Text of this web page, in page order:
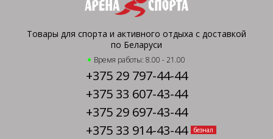
Товары для спорта и активного отдыха с доставкой
по Беларуси
Время работы: 8.00 - 21.00
+375 29 797-44-44
+375 33 607-43-44
+375 29 697-43-44
+375 33 914-43-44
безнал